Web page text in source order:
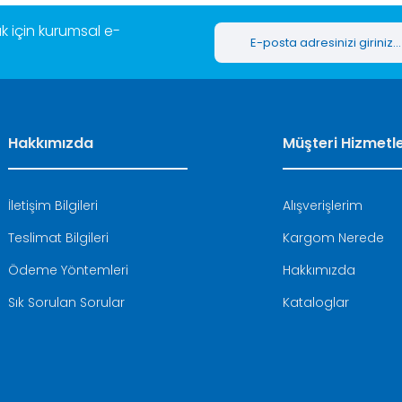
için kurumsal e-
Hakkımızda
İletişim Bilgileri
Teslimat Bilgileri
Ödeme Yöntemleri
Sık Sorulan Sorular
Müşteri
Alışverişlerim
Kargom Nerede
Hakkımızda
Kataloglar